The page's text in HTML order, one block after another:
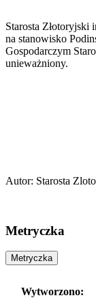
Starosta Złotoryjski
na stanowisko
Gospodarczym
unieważniony.
Autor: Starosta
Metryczka
Metryczka
Wytworzono: